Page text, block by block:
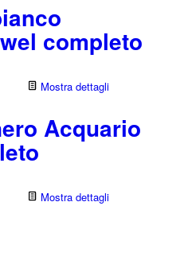
completo
Mostra dettagli
Acquario
Mostra dettagli